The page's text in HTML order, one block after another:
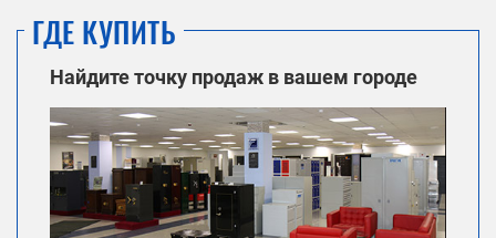
ГДЕ КУПИТЬ
Найдите точку продаж в вашем городе